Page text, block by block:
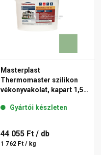
Masterplast
Thermomaster szilikon
vékonyvakolat, kapart 1,5
Gyártói készleten
44 055 Ft / db
1 762 Ft / kg